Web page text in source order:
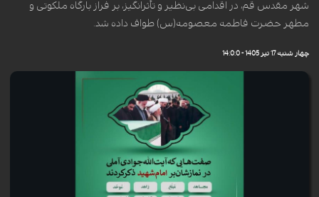
شهر مقدس قم، در اقدامی بی‌نظیر و تأثرانگیز، بر فراز بارگاه ملکوتی و
مطهر حضرت فاطمه معصومه(س) طواف داده شد.
چهار شنبه 17 تیر 1405 - 14:0:0